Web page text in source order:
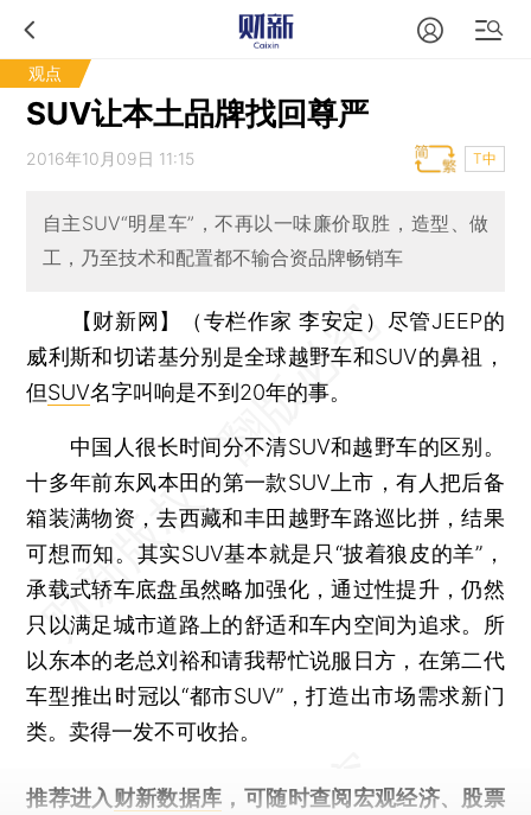
观点
SUV让本土品牌找回尊严
2016年10月09日 11:15 T中
自主SUV“明星车”，不再以一味廉价取胜，造型、做
工，乃至技术和配置都不输合资品牌畅销车
【财新网】（专栏作家 李安定） 尽管JEEP的
威利斯和切诺基分别是全球越野车和SUV的鼻祖，
但SUV名字叫响是不到20年的事。
中国人很长时间分不清SUV和越野车的区别。
十多年前东风本田的第一款SUV上市，有人把后备
箱装满物资，去西藏和丰田越野车路巡比拼，结果
可想而知。其实SUV基本就是只“披着狼皮的羊”，
承载式轿车底盘虽然略加强化，通过性提升，仍然
只以满足城市道路上的舒适和车内空间为追求。所
以东本的老总刘裕和请我帮忙说服日方，在第二代
车型推出时冠以“都市SUV”，打造出市场需求新门
类。卖得一发不可收拾。
推荐进入 财新数据库 ，可随时查阅宏观经济、股票